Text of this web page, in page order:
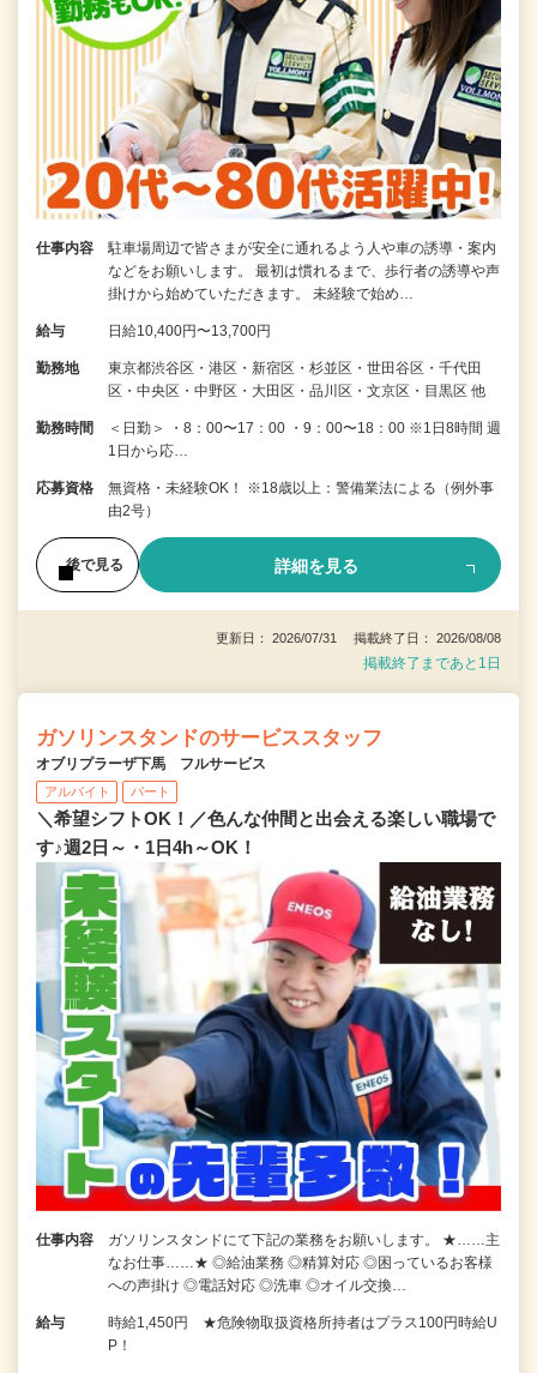
仕事内容
駐車場周辺で皆さまが安全に通れるよう人や車の誘導・案内
などをお願いします。 最初は慣れるまで、歩行者の誘導や声
掛けから始めていただきます。 未経験で始め…
給与 日給10,400円〜13,700円
勤務地
東京都渋谷区・港区・新宿区・杉並区・世田谷区・千代田
区・中央区・中野区・大田区・品川区・文京区・目黒区 他
勤務時間
＜日勤＞ ・8：00〜17：00 ・9：00〜18：00 ※1日8時間 週
1日から応…
応募資格
無資格・未経験OK！ ※18歳以上：警備業法による（例外事
由2号）
後で見る 詳細を見る
更新日： 2026/07/31 掲載終了日： 2026/08/08
掲載終了まであと1日
ガソリンスタンドのサービススタッフ
オブリプラーザ下馬 フルサービス
アルバイト パート
＼希望シフトOK！／色んな仲間と出会える楽しい職場で
す♪週2日～・1日4h～OK！
仕事内容
ガソリンスタンドにて下記の業務をお願いします。 ★……主
なお仕事……★ ◎給油業務 ◎精算対応 ◎困っているお客様
への声掛け ◎電話対応 ◎洗車 ◎オイル交換…
給与
時給1,450円 ★危険物取扱資格所持者はプラス100円時給U
P！